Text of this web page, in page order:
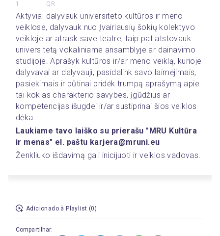
1
QR
Aktyviai dalyvauk universiteto kultūros ir meno
veiklose, dalyvauk nuo Įvairiausių šokių kolektyvo
veikloje ar atrask save teatre, taip pat atstovauk
universitetą vokaliniame ansamblyje ar dainavimo
studijoje. Aprašyk kultūros ir/ar meno veiklą, kurioje
dalyvavai ar dalyvauji, pasidalink savo laimėjimais,
pasiekimais ir būtinai pridėk trumpą aprašymą apie
tai kokias charakterio savybes, įgūdžius ar
kompetencijas išugdei ir/ar sustiprinai šios veiklos
dėka.
Laukiame tavo laiško su prierašu "MRU Kultūra
ir menas" el. paštu karjera@mruni.eu
Ženkliuko išdavimą gali inicijuoti ir veiklos vadovas.
Adicionado à Playlist (0)
Compartilhar: